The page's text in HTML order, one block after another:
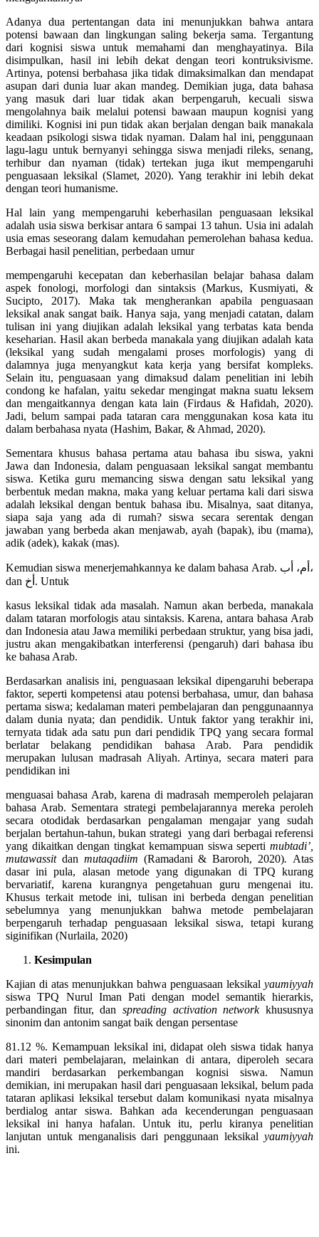
Adanya dua pertentangan data ini menunjukkan bahwa antara
potensi bawaan dan lingkungan saling bekerja sama. Tergantung
dari kognisi siswa untuk memahami dan menghayatinya. Bila
disimpulkan, hasil ini lebih dekat dengan teori kontruksivisme.
Artinya, potensi berbahasa jika tidak dimaksimalkan dan mendapat
asupan dari dunia luar akan mandeg. Demikian juga, data bahasa
yang masuk dari luar tidak akan berpengaruh, kecuali siswa
mengolahnya baik melalui potensi bawaan maupun kognisi yang
dimiliki. Kognisi ini pun tidak akan berjalan dengan baik manakala
keadaan psikologi siswa tidak nyaman. Dalam hal ini, penggunaan
lagu-lagu untuk bernyanyi sehingga siswa menjadi rileks, senang,
terhibur dan nyaman (tidak) tertekan juga ikut mempengaruhi
penguasaan leksikal (Slamet, 2020). Yang terakhir ini lebih dekat
dengan teori humanisme.
Hal lain yang mempengaruhi keberhasilan penguasaan leksikal
adalah usia siswa berkisar antara 6 sampai 13 tahun. Usia ini adalah
usia emas seseorang dalam kemudahan pemerolehan bahasa kedua.
Berbagai hasil penelitian, perbedaan umur
mempengaruhi kecepatan dan keberhasilan belajar bahasa dalam
aspek fonologi, morfologi dan sintaksis (Markus, Kusmiyati, &
Sucipto, 2017). Maka tak mengherankan apabila penguasaan
leksikal anak sangat baik. Hanya saja, yang menjadi catatan, dalam
tulisan ini yang diujikan adalah leksikal yang terbatas kata benda
keseharian. Hasil akan berbeda manakala yang diujikan adalah kata
(leksikal yang sudah mengalami proses morfologis) yang di
dalamnya juga menyangkut kata kerja yang bersifat kompleks.
Selain itu, penguasaan yang dimaksud dalam penelitian ini lebih
condong ke hafalan, yaitu sekedar mengingat makna suatu leksem
dan mengaitkannya dengan kata lain (Firdaus & Hafidah, 2020).
Jadi, belum sampai pada tataran cara menggunakan kosa kata itu
dalam berbahasa nyata (Hashim, Bakar, & Ahmad, 2020).
Sementara khusus bahasa pertama atau bahasa ibu siswa, yakni
Jawa dan Indonesia, dalam penguasaan leksikal sangat membantu
siswa. Ketika guru memancing siswa dengan satu leksikal yang
berbentuk medan makna, maka yang keluar pertama kali dari siswa
adalah leksikal dengan bentuk bahasa ibu. Misalnya, saat ditanya,
siapa saja yang ada di rumah? siswa secara serentak dengan
jawaban yang berbeda akan menjawab, ayah (bapak), ibu (mama),
adik (adek), kakak (mas).
Kemudian siswa menerjemahkannya ke dalam bahasa Arab. أم، أب،
dan أخ. Untuk
kasus leksikal tidak ada masalah. Namun akan berbeda, manakala
dalam tataran morfologis atau sintaksis. Karena, antara bahasa Arab
dan Indonesia atau Jawa memiliki perbedaan struktur, yang bisa jadi,
justru akan mengakibatkan interferensi (pengaruh) dari bahasa ibu
ke bahasa Arab.
Berdasarkan analisis ini, penguasaan leksikal dipengaruhi beberapa
faktor, seperti kompetensi atau potensi berbahasa, umur, dan bahasa
pertama siswa; kedalaman materi pembelajaran dan penggunaannya
dalam dunia nyata; dan pendidik. Untuk faktor yang terakhir ini,
ternyata tidak ada satu pun dari pendidik TPQ yang secara formal
berlatar belakang pendidikan bahasa Arab. Para pendidik
merupakan lulusan madrasah Aliyah. Artinya, secara materi para
pendidikan ini
menguasai bahasa Arab, karena di madrasah memperoleh pelajaran
bahasa Arab. Sementara strategi pembelajarannya mereka peroleh
secara otodidak berdasarkan pengalaman mengajar yang sudah
berjalan bertahun-tahun, bukan strategi yang dari berbagai referensi
yang dikaitkan dengan tingkat kemampuan siswa seperti mubtadi’,
mutawassit dan mutaqadiim (Ramadani & Baroroh, 2020). Atas
dasar ini pula, alasan metode yang digunakan di TPQ kurang
bervariatif, karena kurangnya pengetahuan guru mengenai itu.
Khusus terkait metode ini, tulisan ini berbeda dengan penelitian
sebelumnya yang menunjukkan bahwa metode pembelajaran
berpengaruh terhadap penguasaan leksikal siswa, tetapi kurang
siginifikan (Nurlaila, 2020)
Kesimpulan
Kajian di atas menunjukkan bahwa penguasaan leksikal yaumiyyah
siswa TPQ Nurul Iman Pati dengan model semantik hierarkis,
perbandingan fitur, dan spreading activation network khususnya
sinonim dan antonim sangat baik dengan persentase
81.12 %. Kemampuan leksikal ini, didapat oleh siswa tidak hanya
dari materi pembelajaran, melainkan di antara, diperoleh secara
mandiri berdasarkan perkembangan kognisi siswa. Namun
demikian, ini merupakan hasil dari penguasaan leksikal, belum pada
tataran aplikasi leksikal tersebut dalam komunikasi nyata misalnya
berdialog antar siswa. Bahkan ada kecenderungan penguasaan
leksikal ini hanya hafalan. Untuk itu, perlu kiranya penelitian
lanjutan untuk menganalisis dari penggunaan leksikal yaumiyyah
ini.